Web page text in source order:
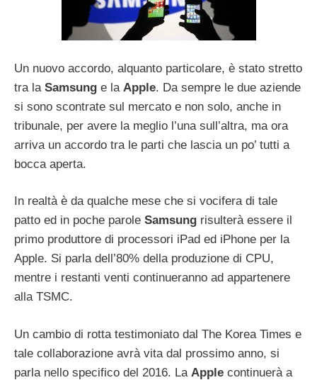
Un nuovo accordo, alquanto particolare, è stato stretto
tra la Samsung e la Apple. Da sempre le due aziende
si sono scontrate sul mercato e non solo, anche in
tribunale, per avere la meglio l’una sull’altra, ma ora
arriva un accordo tra le parti che lascia un po’ tutti a
bocca aperta.
In realtà è da qualche mese che si vocifera di tale
patto ed in poche parole Samsung risulterà essere il
primo produttore di processori iPad ed iPhone per la
Apple. Si parla dell’80% della produzione di CPU,
mentre i restanti venti continueranno ad appartenere
alla TSMC.
Un cambio di rotta testimoniato dal The Korea Times e
tale collaborazione avrà vita dal prossimo anno, si
parla nello specifico del 2016. La Apple continuerà a